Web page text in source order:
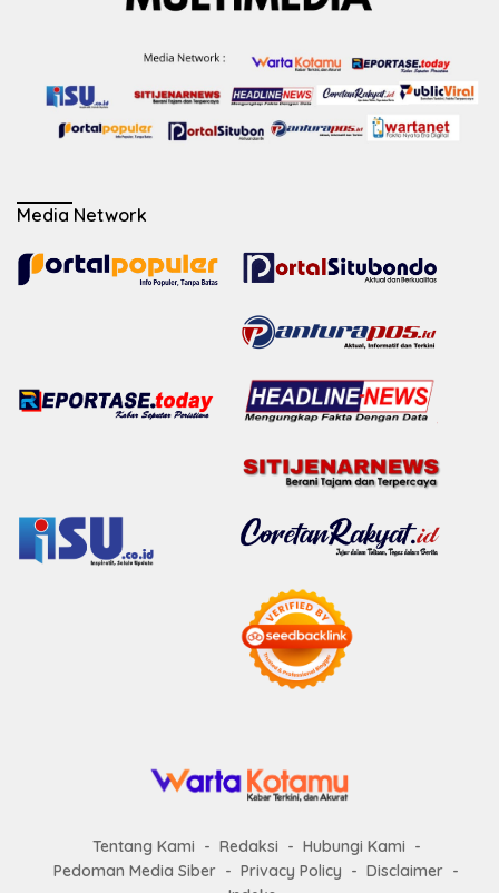
Media Network
Tentang Kami Redaksi
Hubungi Kami
Pedoman Media Siber
Privacy Policy
Disclaimer